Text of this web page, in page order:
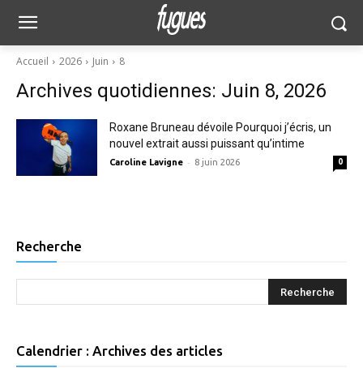
Accueil 2026 Juin 8
Archives quotidiennes: Juin 8, 2026
Roxane Bruneau dévoile Pourquoi j’écris, un
nouvel extrait aussi puissant qu’intime
Caroline Lavigne - 8 juin 2026 0
Recherche
Calendrier : Archives des articles